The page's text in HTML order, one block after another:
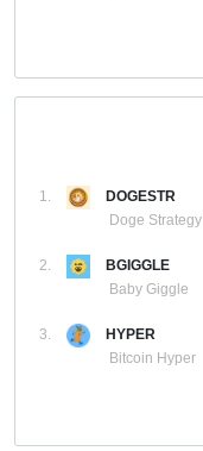
1.
DOGESTR
Doge Strategy
2.
BGIGGLE
Baby Giggle
3.
HYPER
Bitcoin Hyper